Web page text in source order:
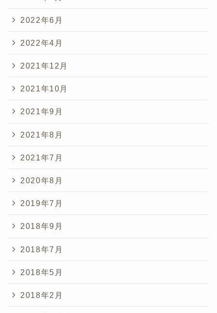
2022年6月
2022年4月
2021年12月
2021年10月
2021年9月
2021年8月
2021年7月
2020年8月
2019年7月
2018年9月
2018年7月
2018年5月
2018年2月